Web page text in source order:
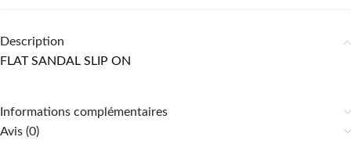
Description
FLAT SANDAL SLIP ON
Informations complémentaires
Avis (0)